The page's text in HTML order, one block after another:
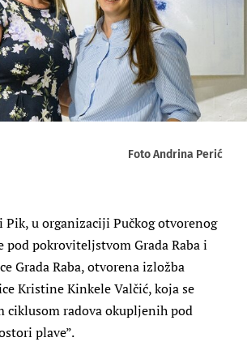
Foto Andrina Perić
Pik, u organizaciji Pučkog otvorenog
pod pokroviteljstvom Grada Raba i
Grada Raba, otvorena izložba
Kristine Kinkele Valčić, koja se
ciklusom radova okupljenih pod
plave”.